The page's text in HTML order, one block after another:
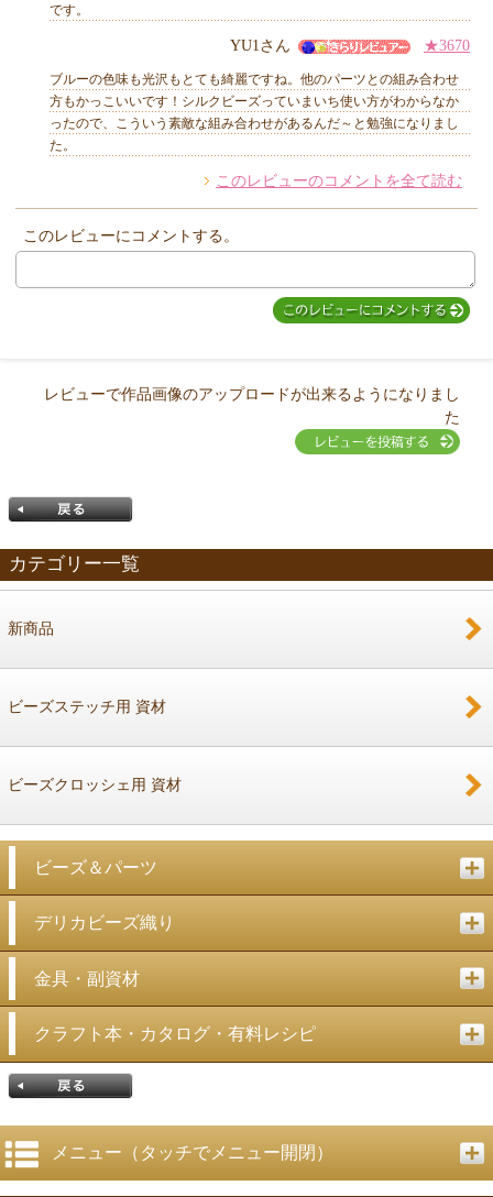
です。
YU1さん ★3670
ブルーの色味も光沢もとても綺麗ですね。他のパーツとの組み合わせ
方もかっこいいです！シルクビーズっていまいち使い方がわからなか
ったので、こういう素敵な組み合わせがあるんだ～と勉強になりまし
た。
このレビューのコメントを全て読む
このレビューにコメントする。
レビューで作品画像のアップロードが出来るようになりまし
た
カテゴリー一覧
新商品
ビーズステッチ用 資材
ビーズクロッシェ用 資材
ビーズ＆パーツ
デリカビーズ織り
金具・副資材
クラフト本・カタログ・有料レシピ
メニュー（タッチでメニュー開閉）